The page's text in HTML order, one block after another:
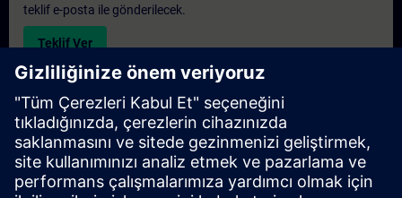
teklif e-posta ile gönderilecek.
Teklif Ver
Exclusive Training Enquiry
Please complete the enquiry form below if you require a
quotation for an exclusive training course either on-site, virtually
or at our SITRAIN training centre. This type of request would be
suitable for larger groups ( 6 and above). After providing your